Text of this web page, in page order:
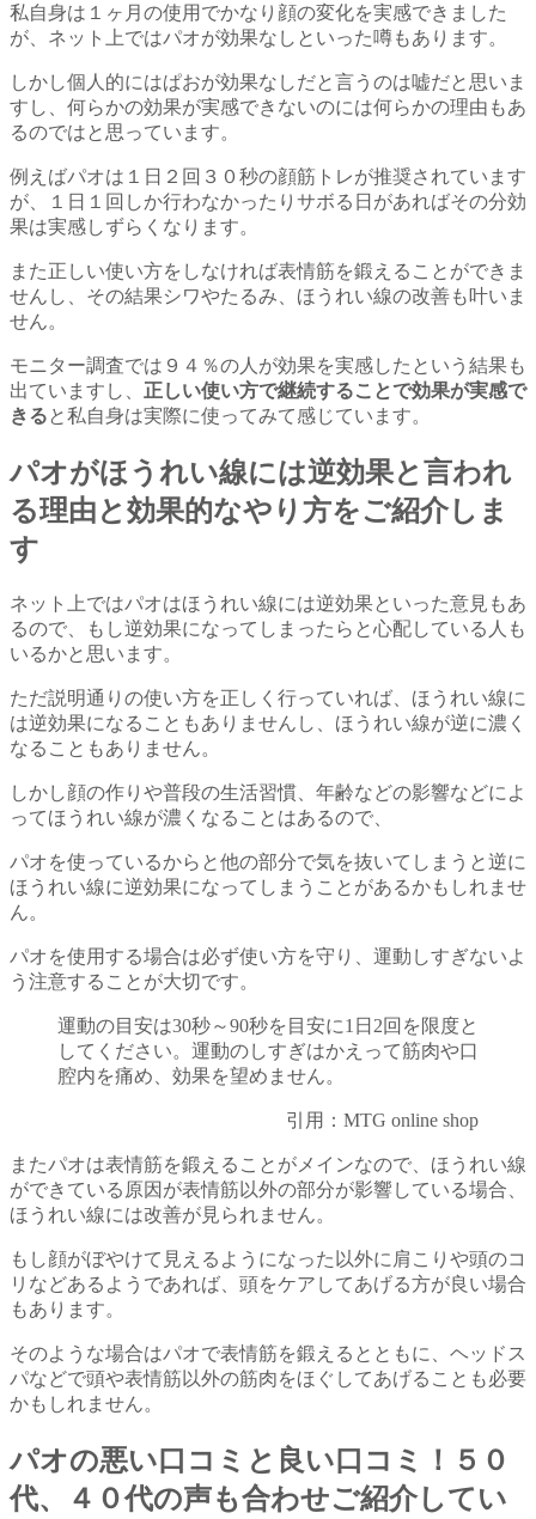
私自身は１ヶ月の使用でかなり顔の変化を実感できました
が、ネット上ではパオが効果なしといった噂もあります。
しかし個人的にはぱおが効果なしだと言うのは嘘だと思いま
すし、何らかの効果が実感できないのには何らかの理由もあ
るのではと思っています。
例えばパオは１日２回３０秒の顔筋トレが推奨されています
が、１日１回しか行わなかったりサボる日があればその分効
果は実感しずらくなります。
また正しい使い方をしなければ表情筋を鍛えることができま
せんし、その結果シワやたるみ、ほうれい線の改善も叶いま
せん。
モニター調査では９４％の人が効果を実感したという結果も
出ていますし、 正しい使い方で継続することで効果が実感で
きる と私自身は実際に使ってみて感じています。
パオがほうれい線には逆効果と言われ
る理由と効果的なやり方をご紹介しま
す
ネット上ではパオはほうれい線には逆効果といった意見もあ
るので、もし逆効果になってしまったらと心配している人も
いるかと思います。
ただ説明通りの使い方を正しく行っていれば、ほうれい線に
は逆効果になることもありませんし、ほうれい線が逆に濃く
なることもありません。
しかし顔の作りや普段の生活習慣、年齢などの影響などによ
ってほうれい線が濃くなることはあるので、
パオを使っているからと他の部分で気を抜いてしまうと逆に
ほうれい線に逆効果になってしまうことがあるかもしれませ
ん。
パオを使用する場合は必ず使い方を守り、運動しすぎないよ
う注意することが大切です。
運動の目安は30秒～90秒を目安に1日2回を限度と
してください。運動のしすぎはかえって筋肉や口
腔内を痛め、効果を望めません。
引用：MTG online shop
またパオは表情筋を鍛えることがメインなので、ほうれい線
ができている原因が表情筋以外の部分が影響している場合、
ほうれい線には改善が見られません。
もし顔がぼやけて見えるようになった以外に肩こりや頭のコ
リなどあるようであれば、頭をケアしてあげる方が良い場合
もあります。
そのような場合はパオで表情筋を鍛えるとともに、ヘッドス
パなどで頭や表情筋以外の筋肉をほぐしてあげることも必要
かもしれません。
パオの悪い口コミと良い口コミ！５０
代、４０代の声も合わせご紹介してい